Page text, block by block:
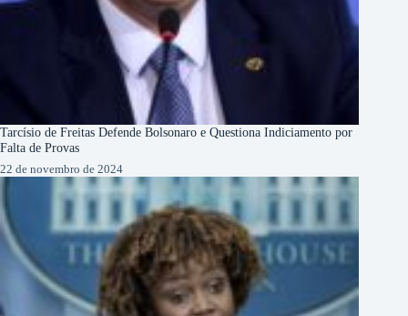
Tarcísio de Freitas Defende Bolsonaro e Questiona Indiciamento por
Falta de Provas
22 de novembro de 2024